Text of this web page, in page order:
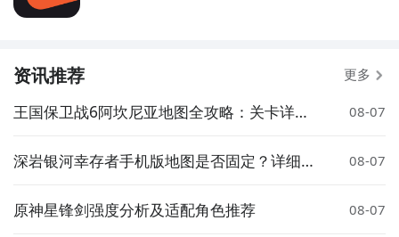
资讯推荐 更多
王国保卫战6阿坎尼亚地图全攻略：关卡详解
08-07
深岩银河幸存者手机版地图是否固定？详细解
08-07
原神星锋剑强度分析及适配角色推荐 08-07